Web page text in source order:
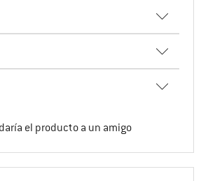
el producto a un amigo